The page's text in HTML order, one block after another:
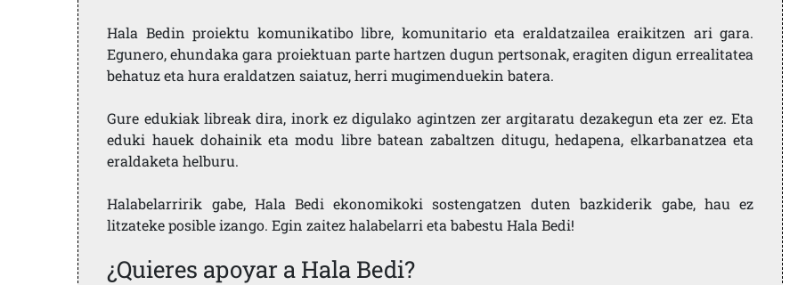
Hala Bedin proiektu komunikatibo libre, komunitario eta eraldatzailea eraikitzen ari gara.
Egunero, ehundaka gara proiektuan parte hartzen dugun pertsonak, eragiten digun errealitatea
behatuz eta hura eraldatzen saiatuz, herri mugimenduekin batera.
Gure edukiak libreak dira, inork ez digulako agintzen zer argitaratu dezakegun eta zer ez. Eta
eduki hauek dohainik eta modu libre batean zabaltzen ditugu, hedapena, elkarbanatzea eta
eraldaketa helburu.
Halabelarririk gabe, Hala Bedi ekonomikoki sostengatzen duten bazkiderik gabe, hau ez
litzateke posible izango. Egin zaitez halabelarri eta babestu Hala Bedi!
¿Quieres apoyar a Hala Bedi?